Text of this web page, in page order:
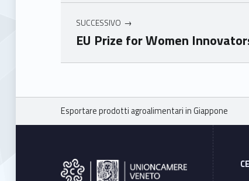
SUCCESSIVO
EU Prize for Women
Skip back to main navigation
Breadcrumbs navigation
Esportare prodotti agroalimentari in Giappone
Footer sidebar